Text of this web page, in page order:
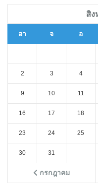
สิง
อา จ อ
กรกฎาคม
2 3 4
9 10 11
16 17 18
23 24 25
30 31